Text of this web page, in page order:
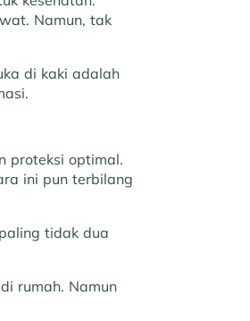
Namun, tak
di kaki adalah
proteksi optimal.
ini pun terbilang
tidak dua
rumah. Namun